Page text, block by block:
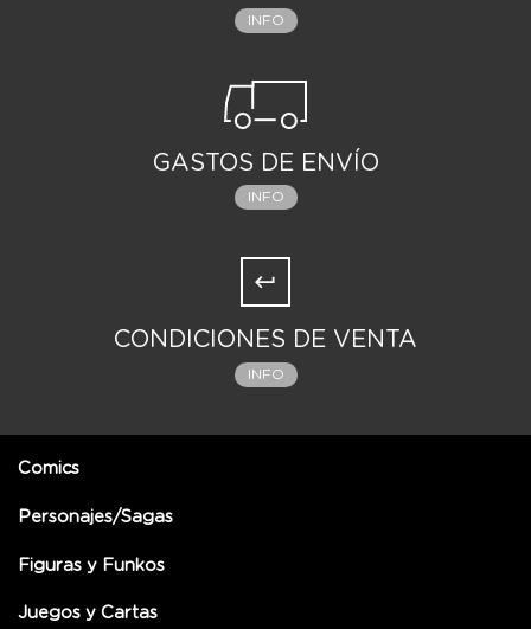
INFO
GASTOS DE ENVÍO
INFO
CONDICIONES DE VENTA
INFO
Comics
Personajes/Sagas
Figuras y Funkos
Juegos y Cartas